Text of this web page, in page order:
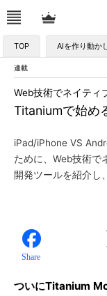
TOP AIを作り動か
連載
Titaniumで始め
Web技術でネイティ
iPad/iPhone VS
ために、Web技術で
開発ツールを紹介し
Share
ついにTitanium